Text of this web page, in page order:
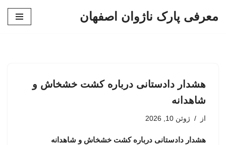
معرفی پارک ناژوان اصفهان
هشدار دادستانی درباره کشت خشخاش و
شاهدانه
از ژوئن 10, 2026
هشدار دادستانی درباره کشت خشخاش و شاهدانه